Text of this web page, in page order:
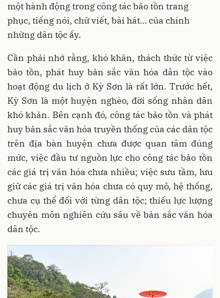
một hành động trong công tác bảo tồn trang
phục, tiếng nói, chữ viết, bài hát… của chính
những dân tộc ấy.
Cần phải nhớ rằng, khó khăn, thách thức từ việc
bảo tồn, phát huy bản sắc văn hóa dân tộc vào
hoạt động du lịch ở Kỳ Sơn là rất lớn. Trước hết,
Kỳ Sơn là một huyện nghèo, đời sống nhân dân
khó khăn. Bên cạnh đó, công tác bảo tồn và phát
huy bản sắc văn hóa truyền thống của các dân tộc
trên địa bàn huyện chưa được quan tâm đúng
mức, việc đầu tư nguồn lực cho công tác bảo tồn
các giá trị văn hóa chưa nhiều; việc sưu tầm, lưu
giữ các giá trị văn hóa chưa có quy mô, hệ thống,
chưa cụ thể đối với từng dân tộc; thiếu lực lượng
chuyên môn nghiên cứu sâu về bản sắc văn hóa
dân tộc.